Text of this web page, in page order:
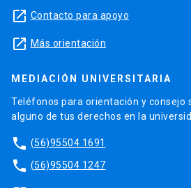
launch Contacto para apoyo
launch Más orientación
MEDIACIÓN UNIVERSITARIA
Teléfonos para orientación y consejo
alguno de tus derechos en la
phone (56)95504 1691
phone (56)95504 1247